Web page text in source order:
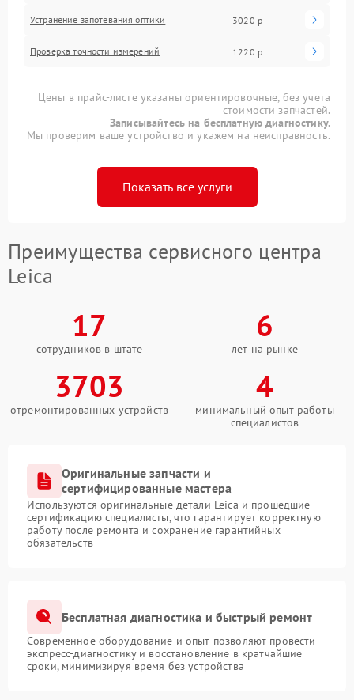
Устранение запотевания оптики 3020 р
Проверка точности измерений 1220 р
Цены в прайс-листе указаны ориентировочные, без учета
стоимости запчастей.
Записывайтесь на бесплатную диагностику.
Мы проверим ваше устройство и укажем на неисправность.
Показать все услуги
Преимущества сервисного центра
Leica
17
сотрудников в штате
6
лет на рынке
3703
отремонтированных устройств
4
минимальный опыт работы
специалистов
Оригинальные запчасти и
сертифицированные мастера
Используются оригинальные детали Leica и прошедшие
сертификацию специалисты, что гарантирует корректную
работу после ремонта и сохранение гарантийных
обязательств
Бесплатная диагностика и быстрый ремонт
Современное оборудование и опыт позволяют провести
экспресс-диагностику и восстановление в кратчайшие
сроки, минимизируя время без устройства